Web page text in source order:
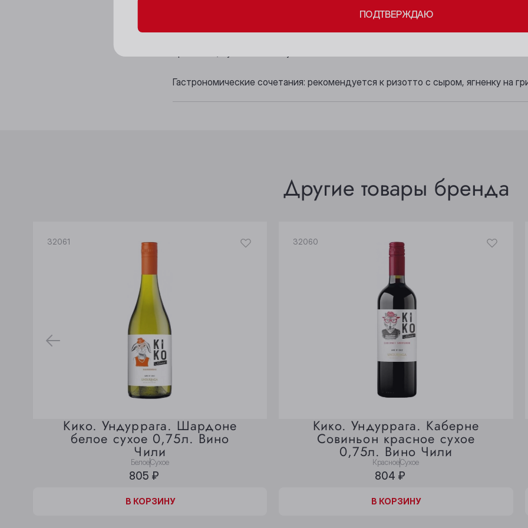
Аромат: выразительный, с приятными тонами темной сливы и вишни. На
Гастрономические сочетания: рекомендуется к ризотто с сыром, ягненку на
Другие товары бренда
32061
Кико. Ундуррага. Шардоне
белое сухое 0,75л. Вино
Чили
БелоеСухое
805 ₽
В КОРЗИНУ
В КОРЗИНЕ
32060
Кико. Ундуррага. Каберне
Совиньон красное сухое
0,75л. Вино Чили
КрасноеСухое
804 ₽
В КОРЗИНУ
В КОРЗИНЕ
Прокопьевск
ПОДТВЕРЖДАЮ